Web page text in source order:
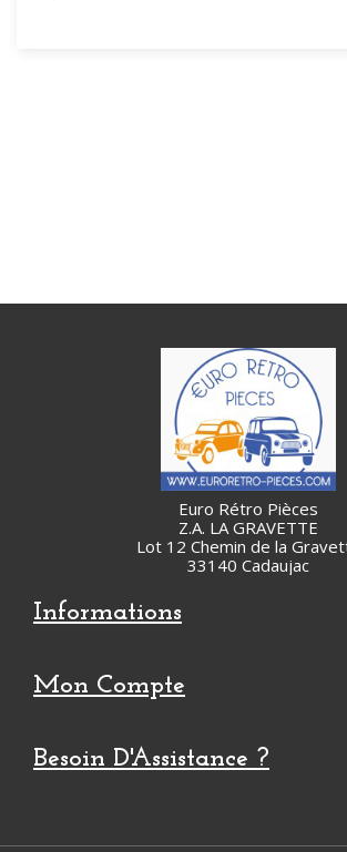
Euro Rétro Pièces
Z.A. LA GRAVETTE
Lot 12 Chemin de la
33140 Cadaujac
Informations
Mon Compte
Besoin D'Assistance ?